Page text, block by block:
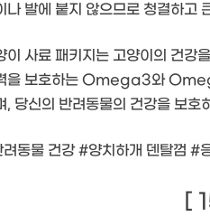
나 발에 붙지 않으므로 청결하고
이 사료 패키지는 고양이의 건강
을 보호하는 Omega3와
, 당신의 반려동물의 건강을 보호
동물 건강 #양치하개 덴탈껌 #
[